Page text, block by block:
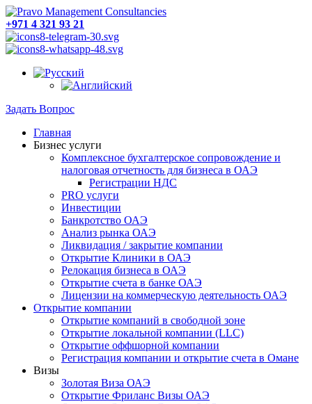
+971 4 321 93 21
Задать Вопрос
Главная
Бизнес услуги
Комплексное бухгалтерское сопровождение и
налоговая отчетность для бизнеса в ОАЭ
Регистрации НДС
PRO услуги
Инвестиции
Банкротство ОАЭ
Анализ рынка ОАЭ
Ликвидация / закрытие компании
Открытие Клиники в ОАЭ
Релокация бизнеса в ОАЭ
Открытие счета в банке ОАЭ
Лицензии на коммерческую деятельность ОАЭ
Открытие компании
Открытие компаний в свободной зоне
Открытие локальной компании (LLC)
Открытие оффшорной компании
Регистрация компании и открытие счета в Омане
Визы
Золотая Виза ОАЭ
Открытие Фриланс Визы ОАЭ